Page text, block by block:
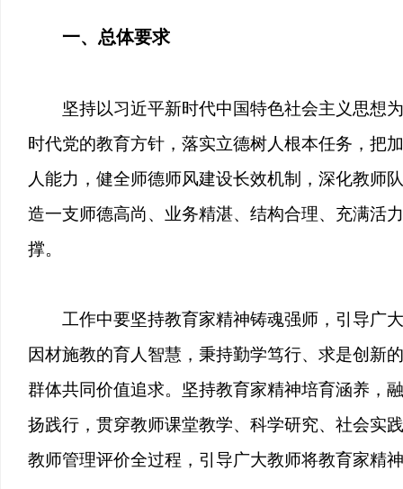
一、总体要求
坚持以习近平新时代中国特色社会主义思想
时代党的教育方针，落实立德树人根本任务，把
人能力，健全师德师风建设长效机制，深化教师
造一支师德高尚、业务精湛、结构合理、充满活
撑。
工作中要坚持教育家精神铸魂强师，引导广
因材施教的育人智慧，秉持勤学笃行、求是创新
群体共同价值追求。坚持教育家精神培育涵养，
扬践行，贯穿教师课堂教学、科学研究、社会实
教师管理评价全过程，引导广大教师将教育家精